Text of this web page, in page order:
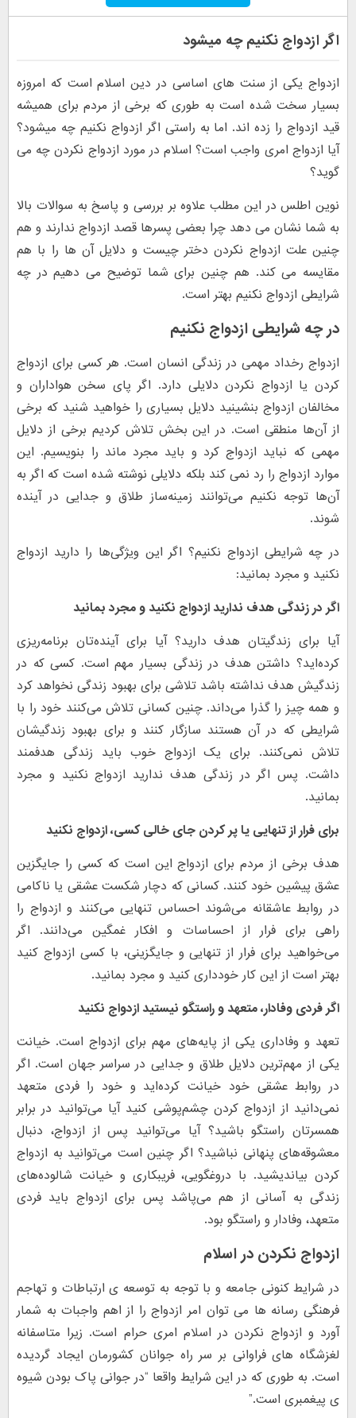
اگر ازدواج نکنیم چه میشود
ازدواج یکی از سنت های اساسی در دین اسلام است که امروزه
بسیار سخت شده است به طوری که برخی از مردم برای همیشه
قید ازدواج را زده اند. اما به راستی اگر ازدواج نکنیم چه میشود؟
آیا ازدواج امری واجب است؟ اسلام در مورد ازدواج نکردن چه می
گوید؟
نوین اطلس در این مطلب علاوه بر بررسی و پاسخ به سوالات بالا
به شما نشان می دهد چرا بعضی پسرها قصد ازدواج ندارند و هم
چنین علت ازدواج نکردن دختر چیست و دلایل آن ها را با هم
مقایسه می کند. هم چنین برای شما توضیح می دهیم در چه
شرایطی ازدواج نکنیم بهتر است.
در چه شرایطی ازدواج نکنیم
ازدواج رخداد مهمی در زندگی انسان است. هر کسی برای ازدواج
کردن یا ازدواج نکردن دلایلی دارد. اگر پای سخن هواداران و
مخالفان ازدواج بنشینید دلایل بسیاری را خواهید شنید که برخی
از آن‌ها منطقی است. در این بخش تلاش کردیم برخی از دلایل
مهمی که نباید ازدواج کرد و باید مجرد ماند را بنویسیم. این
موارد ازدواج را رد نمی کند بلکه دلایلی نوشته شده است که اگر به
آن‌ها توجه نکنیم می‌توانند زمینه‌ساز طلاق و جدایی در آینده
شوند.
در چه شرایطی ازدواج نکنیم؟ اگر این ویژگی‌ها را دارید ازدواج
نکنید و مجرد بمانید:
اگر در زندگی هدف ندارید ازدواج نکنید و مجرد بمانید
آیا برای زندگیتان هدف دارید؟ آیا برای آینده‌تان برنامه‌ریزی
کرده‌اید؟ داشتن هدف در زندگی بسیار مهم است. کسی که در
زندگیش هدف نداشته باشد تلاشی برای بهبود زندگی نخواهد کرد
و همه چیز را گذرا می‌داند. چنین کسانی تلاش می‌کنند خود را با
شرایطی که در آن هستند سازگار کنند و برای بهبود زندگیشان
تلاش نمی‌کنند. برای یک ازدواج خوب باید زندگی هدفمند
داشت. پس اگر در زندگی هدف ندارید ازدواج نکنید و مجرد
بمانید.
برای فرار از تنهایی یا پر کردن جای خالی کسی، ازدواج نکنید
هدف برخی از مردم برای ازدواج این است که کسی را جایگزین
عشق پیشین خود کنند. کسانی که دچار شکست عشقی یا ناکامی
در روابط عاشقانه می‌شوند احساس تنهایی می‌کنند و ازدواج را
راهی برای فرار از احساسات و افکار غمگین می‌دانند. اگر
می‌خواهید برای فرار از تنهایی و جایگزینی، با کسی ازدواج کنید
بهتر است از این کار خودداری کنید و مجرد بمانید.
اگر فردی وفادار، متعهد و راستگو نیستید ازدواج نکنید
تعهد و وفاداری یکی از پایه‌های مهم برای ازدواج است. خیانت
یکی از مهم‌ترین دلایل طلاق و جدایی در سراسر جهان است. اگر
در روابط عشقی خود خیانت کرده‌اید و خود را فردی متعهد
نمی‌دانید از ازدواج کردن چشم‌پوشی کنید آیا می‌توانید در برابر
همسرتان راستگو باشید؟ آیا می‌توانید پس از ازدواج، دنبال
معشوقه‌های پنهانی نباشید؟ اگر چنین است می‌توانید به ازدواج
کردن بیاندیشید. با دروغگویی، فریبکاری و خیانت شالوده‌های
زندگی به آسانی از هم می‌پاشد پس برای ازدواج باید فردی
متعهد، وفادار و راستگو بود.
ازدواج نکردن در اسلام
در شرایط کنونی جامعه و با توجه به توسعه ی ارتباطات و تهاجم
فرهنگی رسانه ها می توان امر ازدواج را از اهم واجبات به شمار
آورد و ازدواج نکردن در اسلام امری حرام است. زیرا متاسفانه
لغزشگاه های فراوانی بر سر راه جوانان کشورمان ایجاد گردیده
است. به طوری که در این شرایط واقعا “در جوانی پاک بودن شیوه
ی پیغمبری است.”